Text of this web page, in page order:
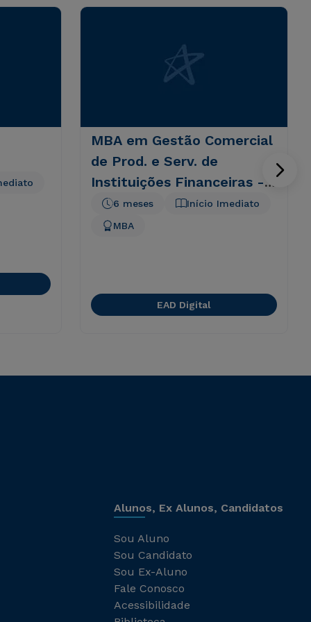
MBA em Gestão Comercial
de Prod. e Serv. de
Instituições Financeiras - 6
meses
Início Imediato
6 meses
MBA
EAD Digital
Alunos, Ex Alunos, Candidatos
Sou Aluno
Sou Candidato
Sou Ex-Aluno
Fale Conosco
Acessibilidade